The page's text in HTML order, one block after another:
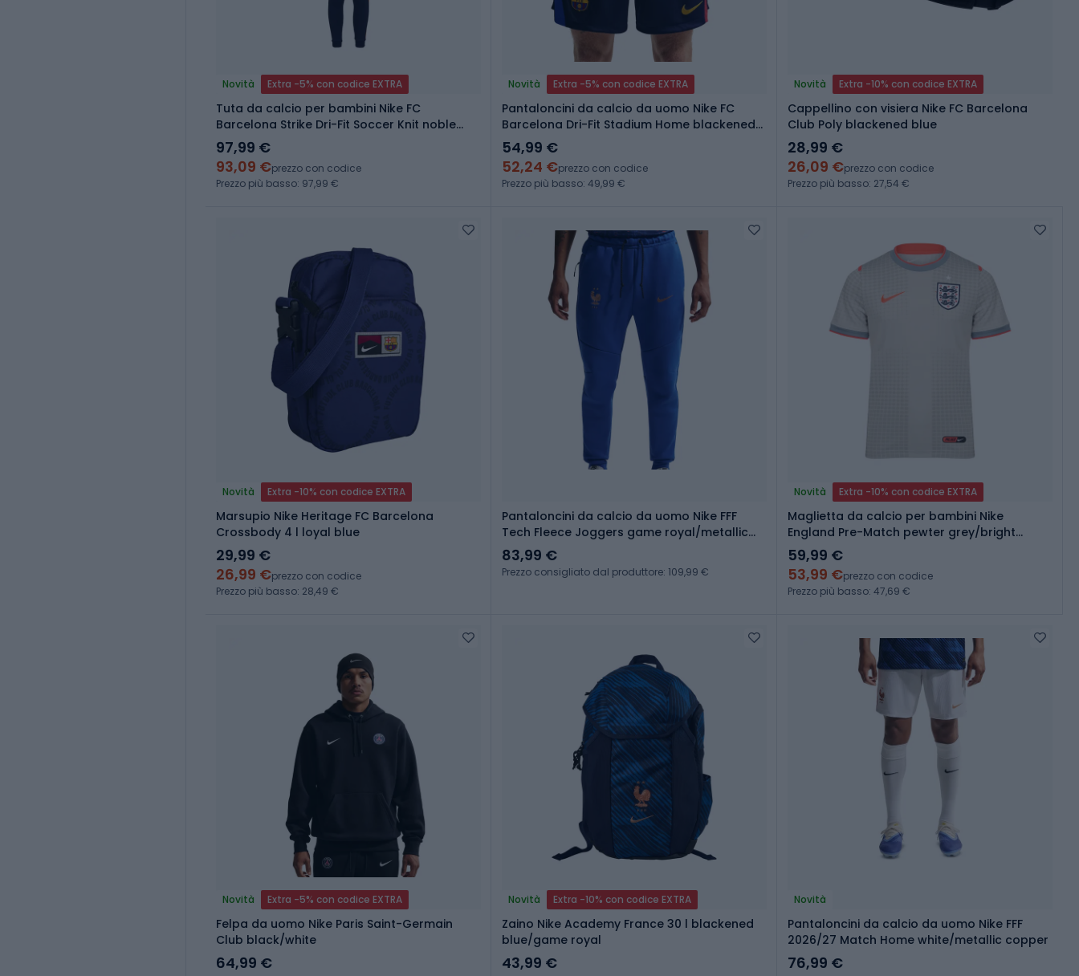
Novità Extra -5% con codice EXTRA
Tuta da calcio per bambini Nike FC
Barcelona Strike Dri-Fit Soccer Knit noble
red/blackened blue
97,99 €
93,09 €prezzo con codice
Prezzo più basso: 97,99 €
Novità Extra -5% con codice EXTRA
Pantaloncini da calcio da uomo Nike FC
Barcelona Dri-Fit Stadium Home blackened
blue/mineral yellow
54,99 €
52,24 €prezzo con codice
Prezzo più basso: 49,99 €
Novità Extra -10% con codice EXTRA
Cappellino con visiera Nike FC Barcelona
Club Poly blackened blue
28,99 €
26,09 €prezzo con codice
Prezzo più basso: 27,54 €
Novità Extra -10% con codice EXTRA
Marsupio Nike Heritage FC Barcelona
Crossbody 4 l loyal blue
29,99 €
26,99 €prezzo con codice
Prezzo più basso: 28,49 €
Pantaloncini da calcio da uomo Nike FFF
Tech Fleece Joggers game royal/metallic
copper
83,99 €
Prezzo consigliato dal produttore: 109,99 €
Novità Extra -10% con codice EXTRA
Maglietta da calcio per bambini Nike
England Pre-Match pewter grey/bright
crimson
59,99 €
53,99 €prezzo con codice
Prezzo più basso: 47,69 €
Novità Extra -5% con codice EXTRA
Felpa da uomo Nike Paris Saint-Germain
Club black/white
64,99 €
Novità Extra -10% con codice EXTRA
Zaino Nike Academy France 30 l blackened
blue/game royal
43,99 €
Novità
Pantaloncini da calcio da uomo Nike FFF
2026/27 Match Home white/metallic copper
76,99 €